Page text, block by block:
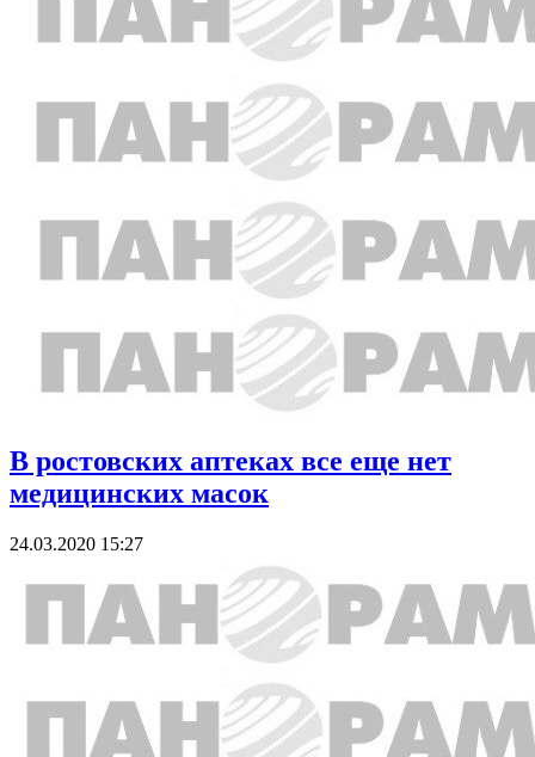
В ростовских аптеках все еще нет
медицинских масок
24.03.2020 15:27